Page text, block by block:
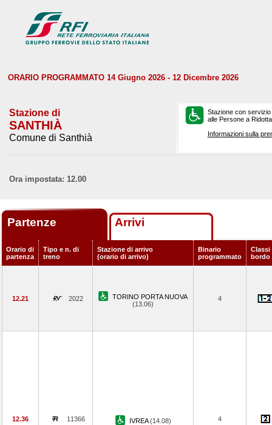
ORARIO PROGRAMMATO 14 Giugno 2026 - 12 Dicembre 2026
Stazione di
SANTHIÀ
Comune di Santhià
Stazione con
alle Persone a
Informazioni sulla
Ora impostata: 12.00
Partenze Arrivi
Orario di
partenza
Tipo e n. di
treno
Stazione di arrivo
(orario di arrivo)
Binario
programmato
Classi
bordo
12.21 2022
TORINO PORTA NUOVA
(13.06)
4
12.36 11366 IVREA(14.08) 4